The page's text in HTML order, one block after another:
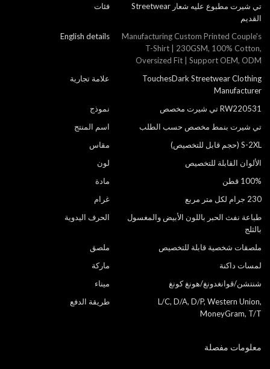
فئات
تي شيرت مطبوع عليه شعار Streetwear
القديم
English details
Manufacturing Custom Printed Couple's
T-Shirt | 230GSM, 100% Cotton,
Oversized Fit | Support OEM, ODM
علامة تجارية
TouchesDark Streetwear Clothing
Manufacturer
نموذج
RW220531 تي شيرت مخصص
اسم المنتج
تي شيرت بنمط مخصص حسب الطلب
مقاس
S-2XL (حجم قابل للتخصيص)
لون
الألوان القابلة للتخصيص
مادة
100% قطن
غرام
230 جرام لكل متر مربع
الحرف اليدوية
طباعة نفث الحبر باللون الأبيض والمغسول
بالثلج
ملصق
ملصقات شخصية قابلة للتخصيص
ماركة
لمسات داكنة
ميناء
شنتشن/قوانغدونغ/هونغ كونغ
طريقة الدفع
L/C, D/A, D/P, Western Union,
MoneyGram, T/T
معلومات مفصلة